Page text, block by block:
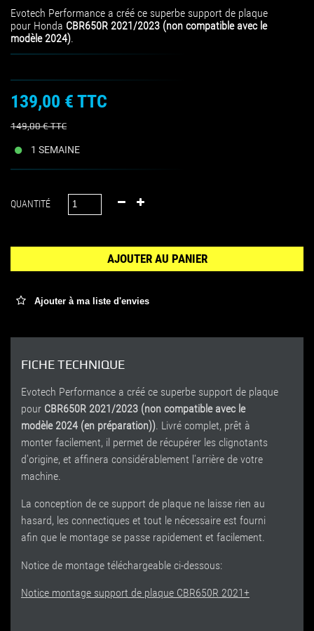
Evotech Performance a créé ce superbe support de plaque
pour Honda CBR650R 2021/2023 (non compatible avec le
modèle 2024).
139,00 € TTC
149,00 €TTC
1 SEMAINE
QUANTITÉ
AJOUTER AU PANIER
Ajouter à ma liste d'envies
FICHE TECHNIQUE
Evotech Performance a créé ce superbe support de plaque
pour CBR650R 2021/2023 (non compatible avec le
modèle 2024 (en préparation)). Livré complet, prêt à
monter facilement, il permet de récupérer les clignotants
d'origine, et affinera considérablement l'arrière de votre
machine.
La conception de ce support de plaque ne laisse rien au
hasard, les connectiques et tout le nécessaire est fourni
afin que le montage se passe rapidement et facilement.
Notice de montage téléchargeable ci-dessous:
Notice montage support de plaque CBR650R 2021+